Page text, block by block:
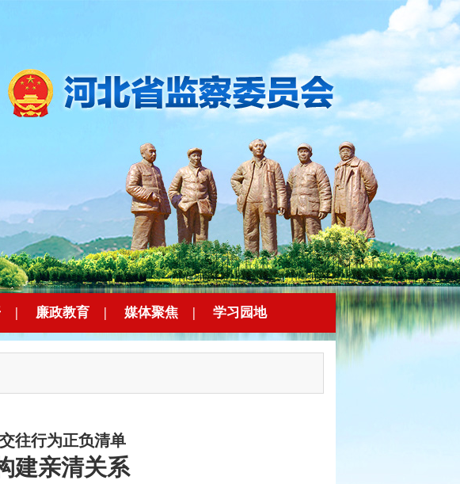
| 廉政教育 | 媒体聚焦 | 学习园地
往行为正负清单
建亲清关系